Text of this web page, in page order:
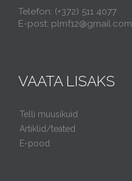
Telefon: (+372) 511 4077
E-post: plmf12@gmail.com
VAATA LISAKS
Telli muusikuid
Artiklid/teated
E-pood